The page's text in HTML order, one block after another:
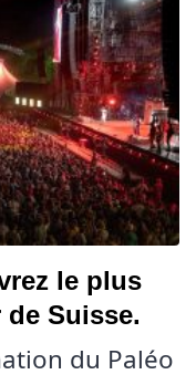
le plus
Suisse.
du Paléo